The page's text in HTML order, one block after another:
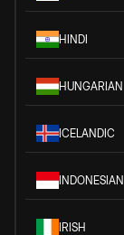
HINDI
HUNGARIAN
ICELANDIC
INDONESIAN
IRISH